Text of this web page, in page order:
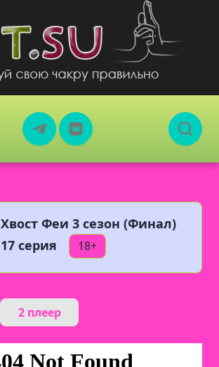
Хвост Феи 3 сезон (Финал)
17 серия
18+
2 плеер